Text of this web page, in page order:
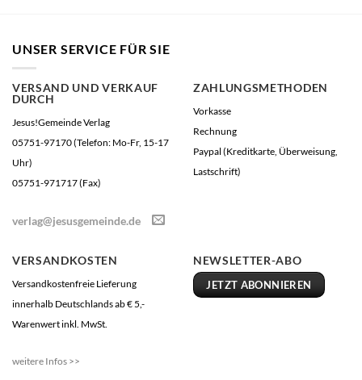
UNSER SERVICE FÜR SIE
VERSAND UND VERKAUF
DURCH
Jesus!Gemeinde Verlag
05751-97170 (Telefon: Mo-Fr, 15-17
Uhr)
05751-971717 (Fax)
verlag@jesusgemeinde.de
ZAHLUNGSMETHODEN
Vorkasse
Rechnung
Paypal (Kreditkarte, Überweisung,
Lastschrift)
VERSANDKOSTEN
Versandkostenfreie Lieferung
innerhalb Deutschlands ab € 5,-
Warenwert inkl. MwSt.
weitere Infos >>
NEWSLETTER-ABO
JETZT ABONNIEREN